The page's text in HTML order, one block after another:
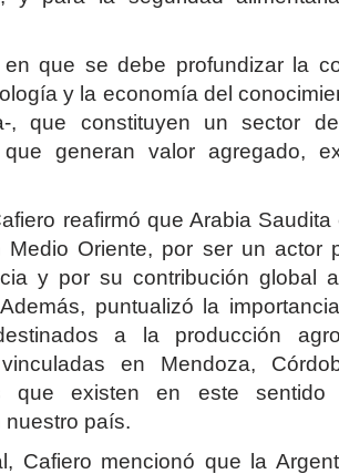
en que se debe profundizar la
y la economía del
, que constituyen un sector
generan valor agregado,
reafirmó que Arabia
Medio Oriente, por ser un actor
y por su contribución global
puntualizó la
a la producción
vinculadas en Mendoza,
que existen en este sentido
nuestro país.
Cafiero mencionó que la